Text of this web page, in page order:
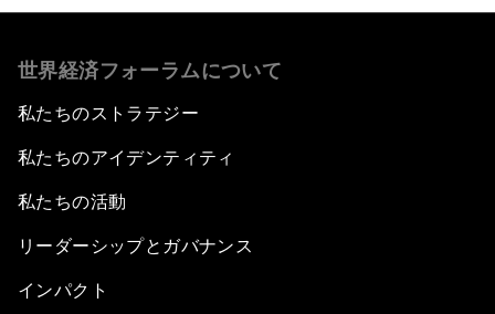
世界経済フォーラムについて
私たちのストラテジー
私たちのアイデンティティ
私たちの活動
リーダーシップとガバナンス
インパクト